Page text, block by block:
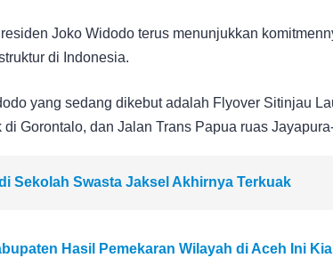
Joko Widodo terus menunjukkan
di Indonesia.
yang sedang dikebut adalah Flyover Sitinjau
Gorontalo, dan Jalan Trans Papua ruas
Sekolah Swasta Jaksel Akhirnya Terkuak
Hasil Pemekaran Wilayah di Aceh Ini